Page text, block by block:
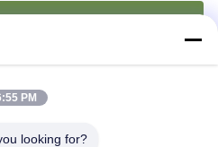
PM
looking for?